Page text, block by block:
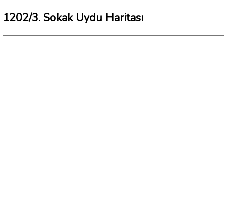
1202/3. Sokak Uydu Haritası